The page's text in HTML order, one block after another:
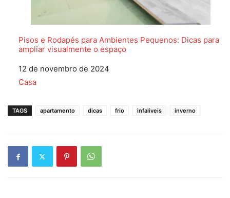
Pisos e Rodapés para Ambientes Pequenos: Dicas para
ampliar visualmente o espaço
Data
12 de novembro de 2024
Em relação a
Casa
TAGS apartamento dicas frio infaliveis inverno